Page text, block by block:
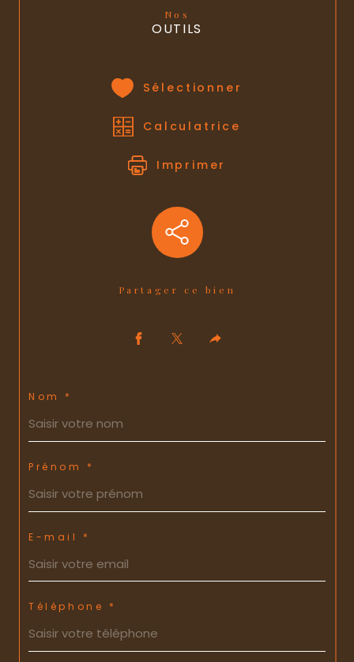
Nos
OUTILS
Sélectionner
Calculatrice
Imprimer
Partager ce bien
Nom *
Prénom *
E-mail *
Téléphone *